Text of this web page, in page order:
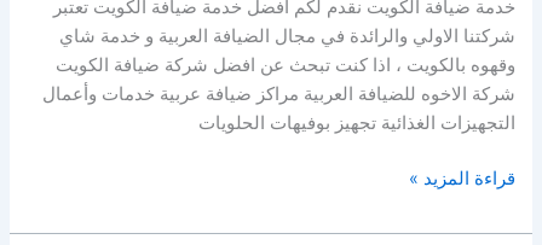
خدمة ضيافة الكويت نقدم لكم افضل خدمة ضيافة الكويت تعتبر
شركتنا الاولي والرائدة في مجال الضيافة العربية و خدمة شاي
وقهوه بالكويت ، اذا كنت تبحث عن افضل شركة ضيافة الكويت
شركة الاخوه للضيافة العربية مراكز ضيافة عربية خدمات وأعمال
التجهيزات الغذائية تجهيز بوفيهات الحلويات
قراءة المزيد »